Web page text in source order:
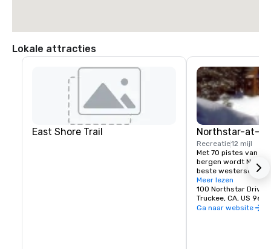
Lokale attracties
East Shore Trail Northstar-at-
Recreatie12 mijl
Met 70 pistes van
bergen wordt
beste westerse
geavanceerde
een
toegang tot de
Wat je leeftijd of
Meer lezen
100 Northstar Drive
Truckee, CA, US 96161
Ga naar website